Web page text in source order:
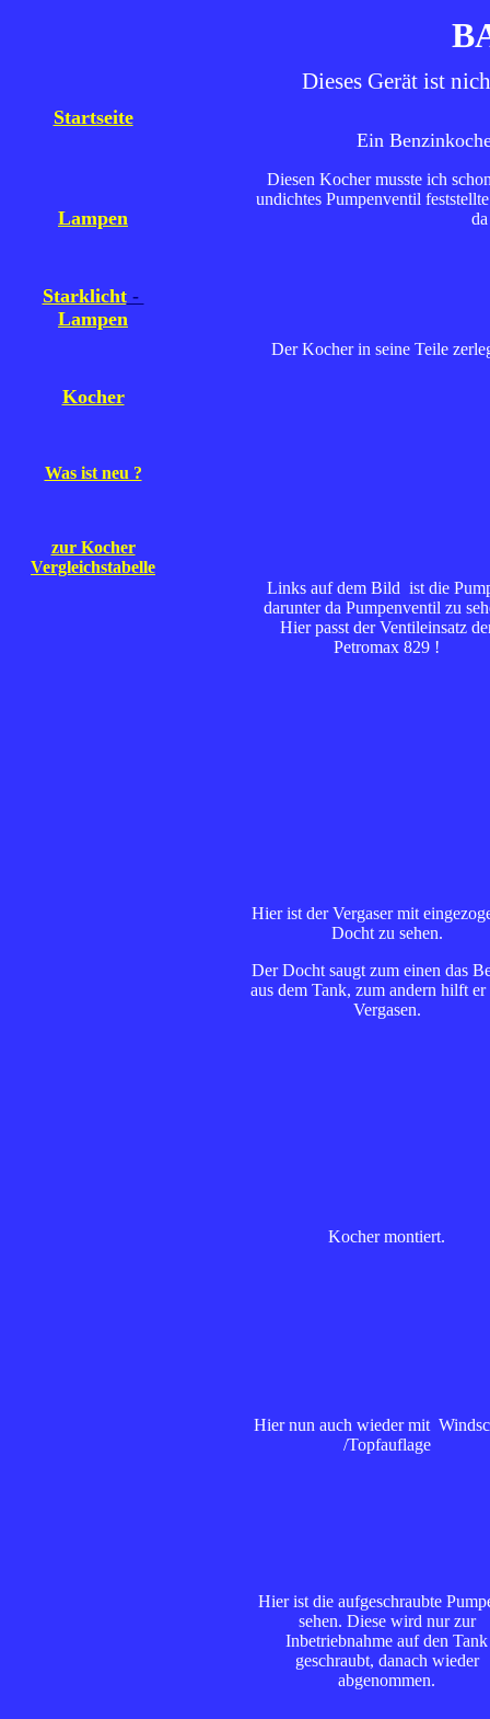
Startseite
Lampen
Starklicht-
Lampen
Kocher
Was ist neu ?
zur Kocher
Vergleichstabelle
Dieses Gerät ist
Ein
Diesen Kocher musste ich
undichtes Pumpenventil
Der Kocher in seine Teile
Links auf dem Bild ist die
darunter da Pumpenventil zu
Hier passt der Ventileinsatz
Petromax 829 !
Hier ist der Vergaser mit
Docht zu sehen.
Der Docht saugt zum einen das
aus dem Tank, zum andern hilft er
Vergasen.
Kocher montiert.
Hier nun auch wieder mit
/Topfauflage
Hier ist die aufgeschraubte
sehen. Diese wird nur zur
Inbetriebnahme auf den Tank
geschraubt, danach wieder
abgenommen.